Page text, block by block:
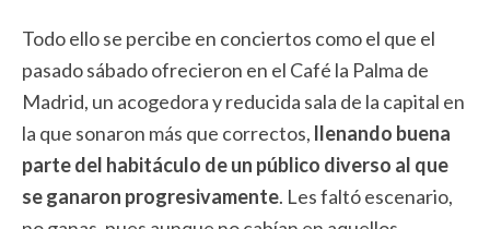
Todo ello se percibe en conciertos como el que el
pasado sábado ofrecieron en el Café la Palma de
Madrid, un acogedora y reducida sala de la capital en
la que sonaron más que correctos, llenando buena
parte del habitáculo de un público diverso al que
se ganaron progresivamente. Les faltó escenario,